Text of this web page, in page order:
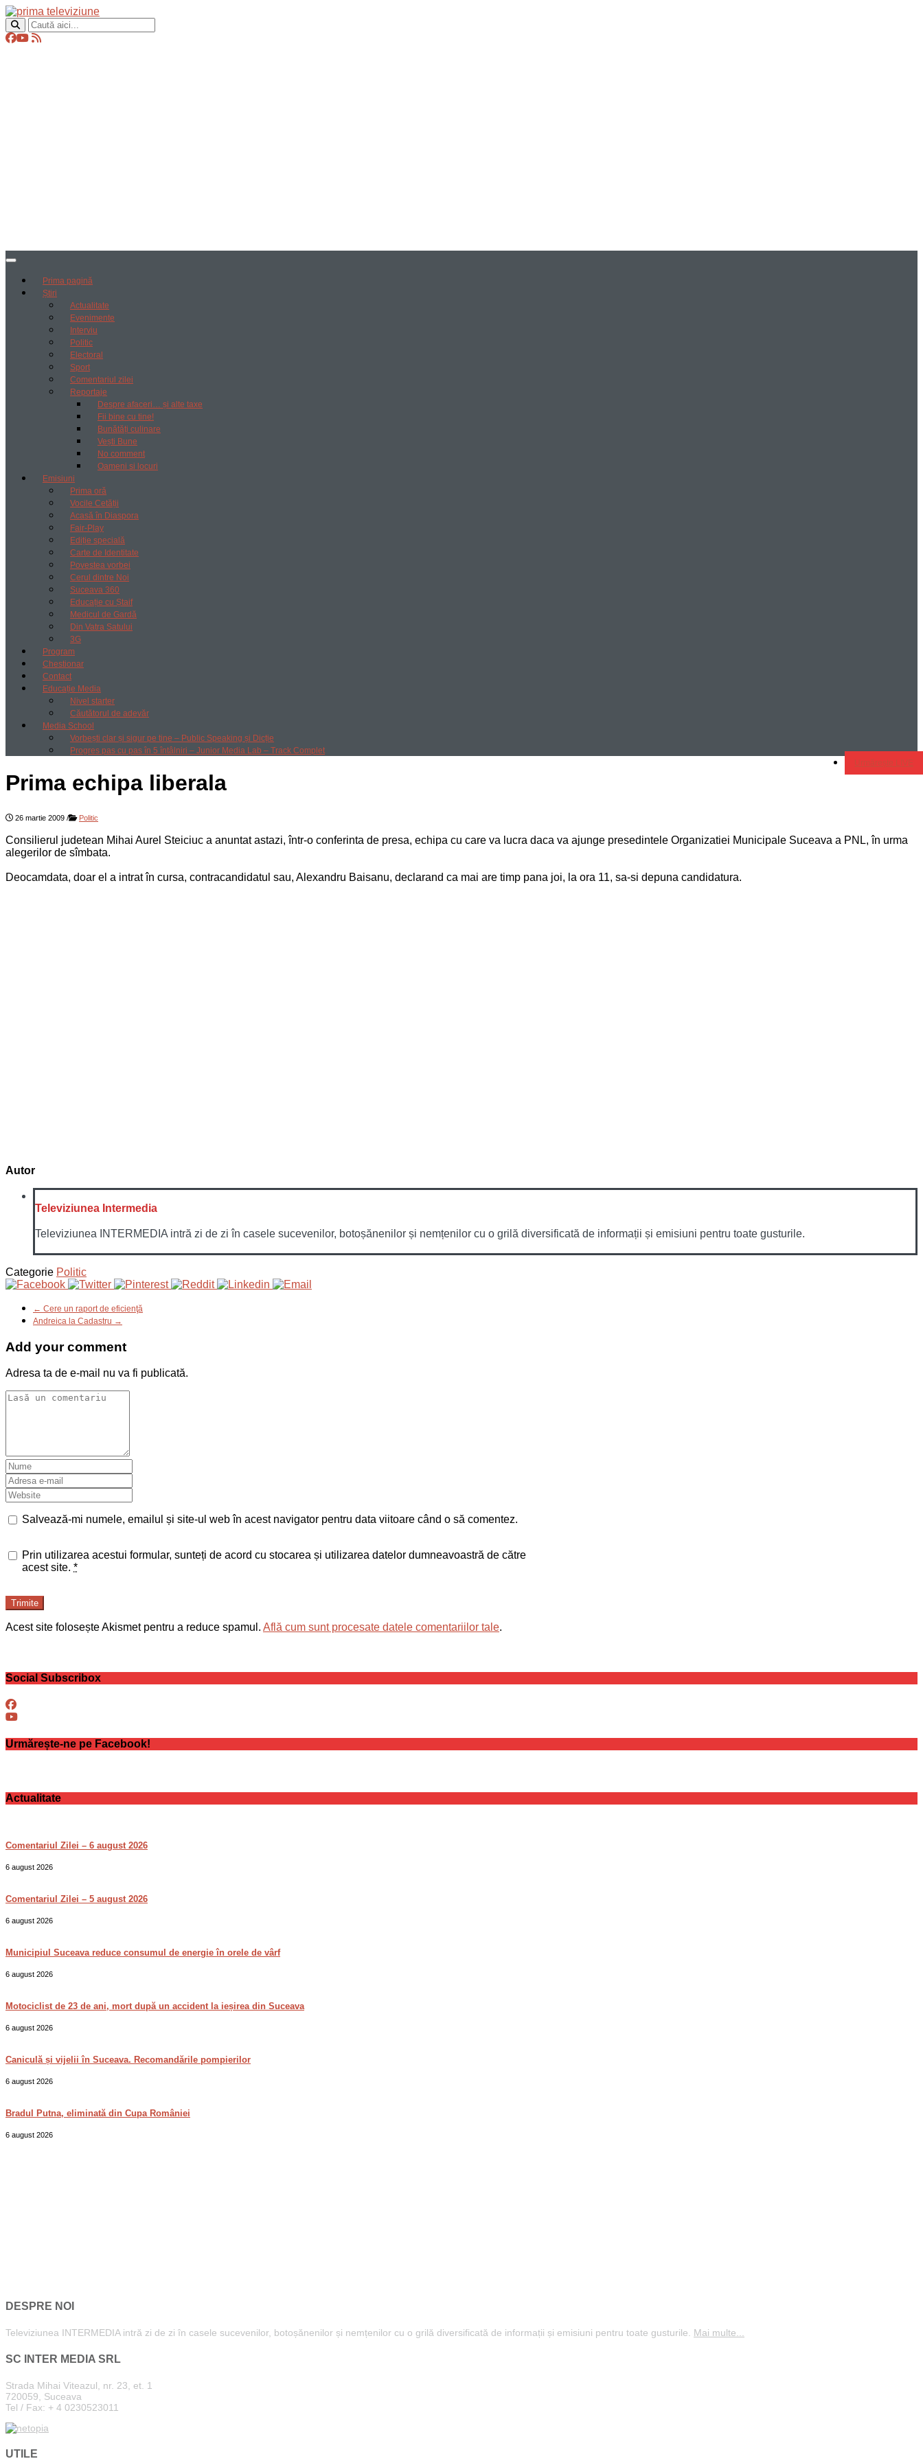
Prima pagină
Știri
Actualitate
Evenimente
Interviu
Politic
Electoral
Sport
Comentariul zilei
Reportaje
Despre afaceri… și alte taxe
Fii bine cu tine!
Bunătăți culinare
Vești Bune
No comment
Oameni si locuri
Emisiuni
Prima oră
Vocile Cetății
Acasă în Diaspora
Fair-Play
Ediție specială
Carte de Identitate
Povestea vorbei
Cerul dintre Noi
Suceava 360
Educație cu Ștaif
Medicul de Gardă
Din Vatra Satului
3G
Program
Chestionar
Contact
Educație Media
Nivel starter
Căutătorul de adevăr
Media School
Vorbești clar și sigur pe tine – Public Speaking și Dicție
Progres pas cu pas în 5 întâlniri – Junior Media Lab – Track Complet
Urmărește LIVE
Prima echipa liberala
26 martie 2009 / Politic
Consilierul judetean Mihai Aurel Steiciuc a anuntat astazi, într-o conferinta de presa, echipa cu care va lucra daca va ajunge presedintele Organizatiei Municipale Suceava a PNL, în urma
alegerilor de sîmbata.
Deocamdata, doar el a intrat în cursa, contracandidatul sau, Alexandru Baisanu, declarand ca mai are timp pana joi, la ora 11, sa-si depuna candidatura.
Autor
Televiziunea Intermedia
Televiziunea INTERMEDIA intră zi de zi în casele sucevenilor, botoșănenilor și nemțenilor cu o grilă diversificată de informații și emisiuni pentru toate gusturile.
Categorie Politic
← Cere un raport de eficienţă
Andreica la Cadastru →
Add your comment
Adresa ta de e-mail nu va fi publicată.
Salvează-mi numele, emailul și site-ul web în acest navigator pentru data viitoare când o să comentez.
Prin utilizarea acestui formular, sunteți de acord cu stocarea și utilizarea datelor dumneavoastră de către
acest site. *
Trimite
Acest site folosește Akismet pentru a reduce spamul. Află cum sunt procesate datele comentariilor tale.
Social Subscribox
Urmărește-ne pe Facebook!
Actualitate
Comentariul Zilei – 6 august 2026
6 august 2026
Comentariul Zilei – 5 august 2026
6 august 2026
Municipiul Suceava reduce consumul de energie în orele de vârf
6 august 2026
Motociclist de 23 de ani, mort după un accident la ieșirea din Suceava
6 august 2026
Caniculă și vijelii în Suceava. Recomandările pompierilor
6 august 2026
Bradul Putna, eliminată din Cupa României
6 august 2026
DESPRE NOI
Televiziunea INTERMEDIA intră zi de zi în casele sucevenilor, botoșănenilor și nemțenilor cu o grilă diversificată de informații și emisiuni pentru toate gusturile. Mai multe...
SC INTER MEDIA SRL
Strada Mihai Viteazul, nr. 23, et. 1
720059, Suceava
Tel / Fax: + 4 0230523011
UTILE